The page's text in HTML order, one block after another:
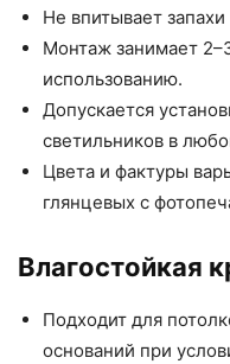
Не впитывает
Монтаж занимает
использованию.
Допускается
светильников в
Цвета и фактуры
глянцевых с
Влагостойкая
Подходит для
оснований при